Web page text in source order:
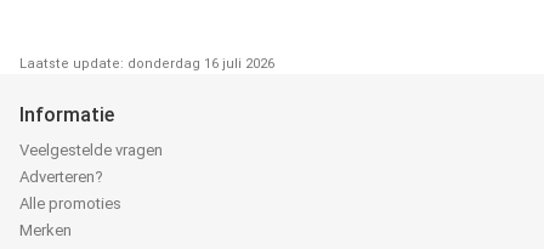
Laatste update: donderdag 16 juli 2026
Informatie
Veelgestelde vragen
Adverteren?
Alle promoties
Merken